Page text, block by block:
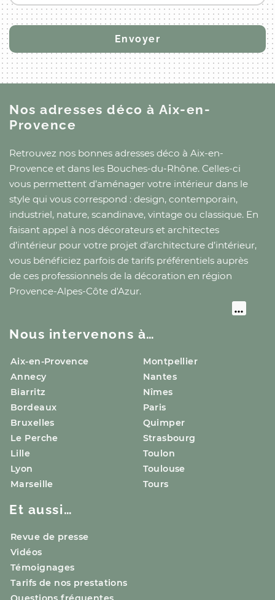
Nos adresses décoà Aix-en-
Provence
Retrouvez nos bonnes adresses déco à Aix-en-
Provence et dans les Bouches-du-Rhône. Celles-ci
vous permettent d’aménager votre intérieur dans le
style qui vous correspond : design, contemporain,
industriel, nature, scandinave, vintage ou classique. En
faisant appel à nos décorateurs et architectes
d’intérieur pour votre projet d’architecture d’intérieur,
vous bénéficiez parfois de tarifs préférentiels auprès
de ces professionnels de la décoration en région
Provence-Alpes-Côte d'Azur.
Nous intervenons à…
Aix-en-Provence
Annecy
Biarritz
Bordeaux
Bruxelles
Le Perche
Lille
Lyon
Marseille
Montpellier
Nantes
Nîmes
Paris
Quimper
Strasbourg
Toulon
Toulouse
Tours
Et aussi…
Revue de presse
Vidéos
Témoignages
Tarifs de nos prestations